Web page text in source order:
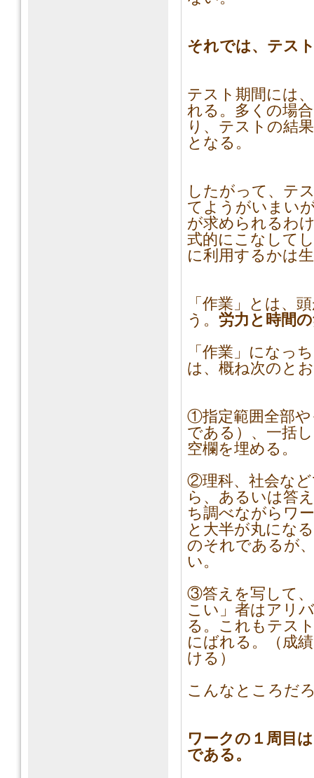
それでは、テス
テスト期間には
れる。多くの場
り、テストの結
となる。
したがって、テ
てようがいまい
が求められるわ
式的にこなして
に利用するかは
「作業」とは、
う。 労力と時間
「作業」になっ
は、概ね次のと
①指定範囲全部や
である）、一括
空欄を埋める。
②理科、社会な
ら、あるいは答
ち調べながらワ
と大半が丸にな
のそれであるが
い。
③答えを写して
こい」者はアリ
る。これもテス
にばれる。（成
ける）
こんなところだ
ワークの１周目
である。